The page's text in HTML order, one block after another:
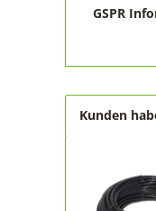
GSPR
Kunden